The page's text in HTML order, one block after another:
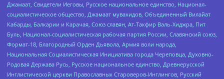
Джамаат, Свидетели Иеговы, Русское национальное единство, Национал-
социалистическое общество, Джамаат мувахидов, Объединенный Вилайат
Кабарды, Балкарии и Карачая, Союз славян, Ат-Такфир Валь-Хиджра, Пит
Буль, Национал-социалистическая рабочая партия России, Славянский союз,
Формат-18, Благородный Орден Дьявола, Армия воли народа,
Национальная Социалистическая Инициатива города Череповца, Духовно-
Родовая Держава Русь, Русское национальное единство, Древнерусской
Инглистической церкви Православных Староверов-Инглингов, Русский